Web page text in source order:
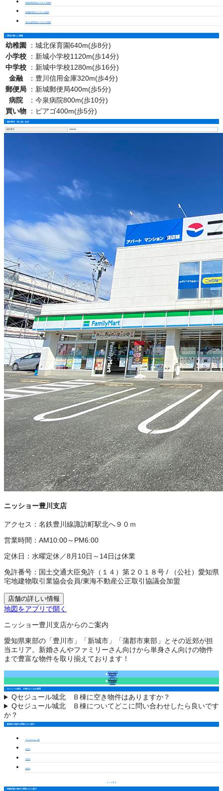
東新町駅周辺の２ＤＫの物件
新城駅周辺の２ＤＫの物件
茶臼山駅周辺の２ＤＫの物件
周辺の暮らし情報
幼稚園 ： 城北保育園640m(歩8分)
小学校
： 新城小学校1120m(歩14分)
中学校
： 新城中学校1280m(歩16分)
金融
： 豊川信用金庫320m(歩4分)
郵便局
： 新城郵便局400m(歩5分)
病院
： 今泉病院800m(歩10分)
買い物
： ピアゴ400m(歩5分)
物件番号・取り扱い支店
物件番号 5400260
ニッショー豊川支店
アクセス： 名鉄豊川線諏訪町駅北へ９０ｍ
営業時間： AM10:00～PM6:00
定休日： 水曜定休／8月10日～14日は休業
免許番号： 国土交通大臣免許（１４）第２０１８号 /
（公社）愛知県
宅地建物取引業協会会員/東海不動産公正取引協議会加盟
店舗の詳しい情報
地図をアプリで開く
ニッショー豊川支店からのご案内
愛知県東部の「豊川市」「新城市」「蒲郡市東部」とその近郊が担
当エリア。新婚さんやファミリーさん向けから単身さん向けの物件
まで豊富な物件を取り揃えております！
フォームで
来店予約
（無料）
フォームで
空室確認
（無料）
セジュール城北 Ｂ棟のよくある質問
Qセジュール城北 Ｂ棟に空き物件はありますか？
Qセジュール城北 Ｂ棟についてどこに問い合わせしたら良いです
か？
新城市の物件を間取りから探す
ワンルーム・1K
1LDK
2LDK
3LDK
もっと見る
東新町駅の物件を間取りから探す